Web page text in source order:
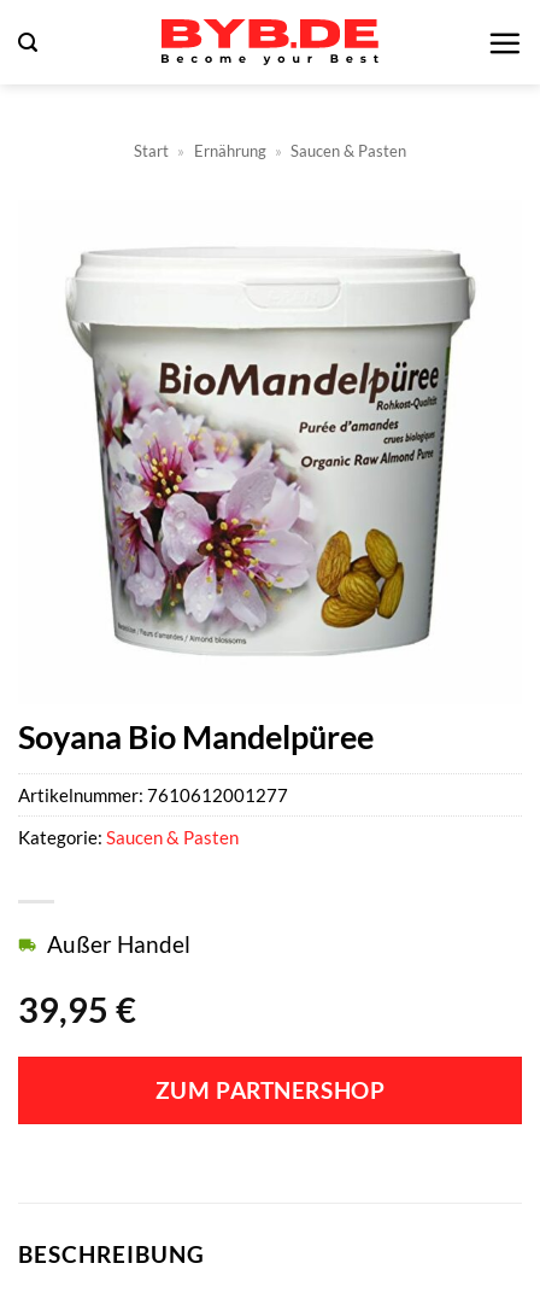
Inhalt
Start » Ernährung » Saucen & Pasten
Soyana Bio Mandelpüree
39,95 €
Außer Handel
ZUM PARTNERSHOP
Artikelnummer: 7610612001277
Kategorie: Saucen & Pasten
BESCHREIBUNG